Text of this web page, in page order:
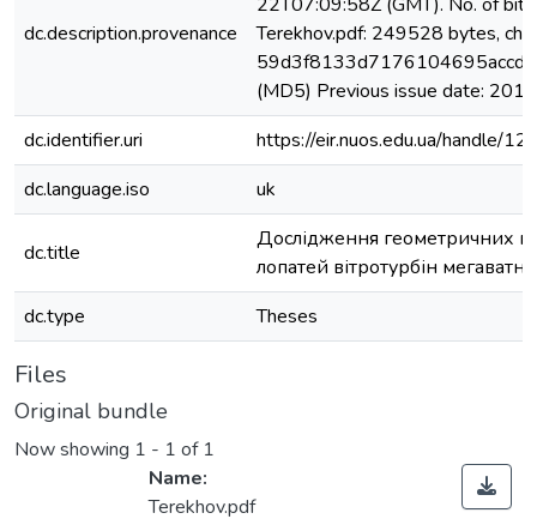
dc.description.provenance
Terekhov.pdf: 249528 bytes,
(MD5) Previous issue date: 2019
dc.identifier.uri
https://eir.nuos.edu.ua/handle/
dc.language.iso
uk
dc.title
Дослідження геометричних
лопатей вітротурбін
dc.type
Theses
Files
Original bundle
Now showing 1 - 1 of 1
Name:
Terekhov.pdf